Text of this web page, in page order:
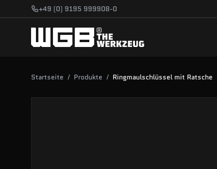
Zum Hauptinhalt springen
+49 (0) 9195 999908-0
Startseite / Produkte / Ringmaulschlüssel mit Ratsche